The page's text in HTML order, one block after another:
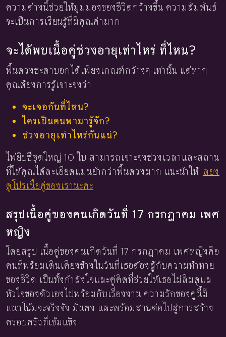
ความต่างนี้ช่วยให้มุมมองของชีวิตกว้างขึ้น ความสัมพันธ์
จะเป็นการเรียนรู้ที่มีคุณค่ามาก
จะได้พบเนื้อคู่ช่วงอายุเท่าไหร่ ที่ไหน?
พื้นดวงชะตาบอกได้เพียงเกณฑ์กว้างๆ เท่านั้น แต่หาก
คุณต้องการรู้เจาะจงว่า
จะเจอกันที่ไหน?
ใครเป็นคนพามารู้จัก?
ช่วงอายุเท่าไหร่กันแน่?
ไพ่ยิปซีชุดใหญ่ 10 ใบ สามารถเจาะจงช่วงเวลาและสถาน
ที่ให้คุณได้ละเอียดแม่นยำกว่าพื้นดวงมาก แนะนำให้ ลอง
ดูโปรเนื้อคู่ของเรานะคะ
สรุปเนื้อคู่ของคนเกิดวันที่ 17 กรกฎาคม เพศ
หญิง
โดยสรุป เนื้อคู่ของคนเกิดวันที่ 17 กรกฎาคม เพศหญิงคือ
คนที่พร้อมเดินเคียงข้างในวันที่เธอต้องสู้กับความท้าทาย
ของชีวิต เป็นทั้งกำลังใจและคู่คิดที่ช่วยให้เธอไม่ลืมดูแล
หัวใจของตัวเองไปพร้อมกับเรื่องงาน ความรักของคู่นี้มี
แนวโน้มจะจริงจัง มั่นคง และพร้อมสานต่อไปสู่การสร้าง
ครอบครัวที่เข้มแข็ง